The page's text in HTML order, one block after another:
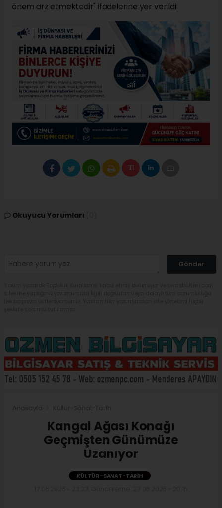
önem arz etmektedir" ifadelerine yer verildi.
Okuyucu Yorumları
Gönder
Kangal Ağası Konağı
Geçmişten Günümüze
Uzanıyor
KÜLTÜR-SANAT-TARIH